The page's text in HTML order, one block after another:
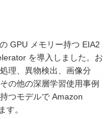
GPU メモリー持つ EIA2
を導入しました。お
理、異物検出、画像分
の他の深層学習使用事例
つモデルで Amazon
す。